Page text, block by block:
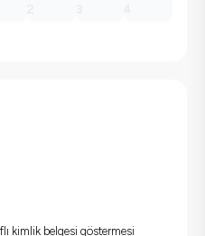
kimlik belgesi göstermesi